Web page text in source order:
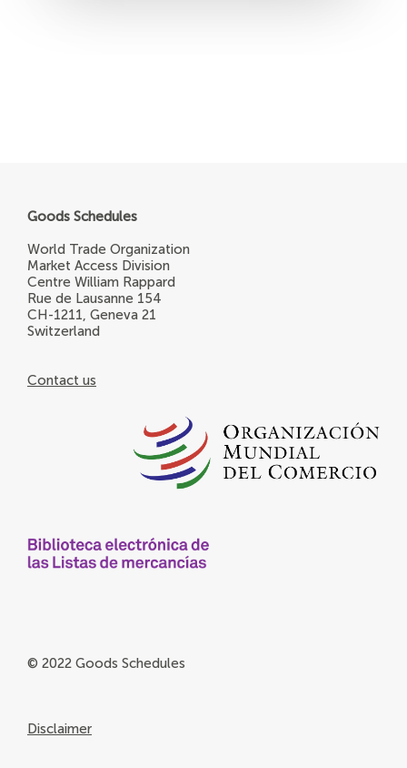
Goods Schedules
World Trade Organization
Market Access Division
Centre William Rappard
Rue de Lausanne 154
CH-1211, Geneva 21
Switzerland
Contact us
© 2022 Goods Schedules
Disclaimer